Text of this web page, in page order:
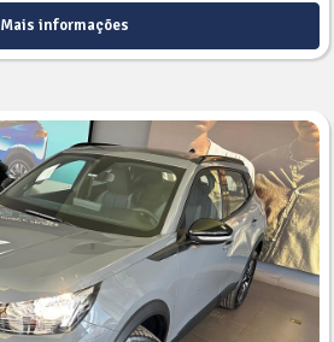
Mais informações